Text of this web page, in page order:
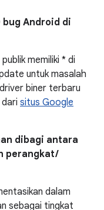
Android di
memiliki * di
untuk masalah
biner terbaru
situs Google
dibagi antara
perangkat /
dalam
sebagai tingkat